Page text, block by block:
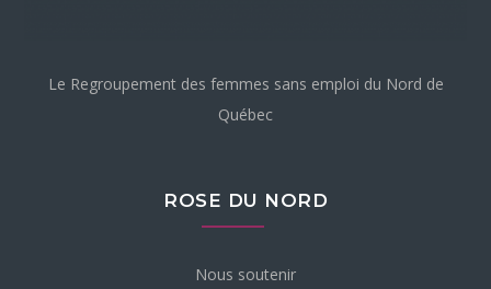
Le Regroupement des femmes sans emploi du Nord de
Québec
ROSE DU NORD
Nous soutenir